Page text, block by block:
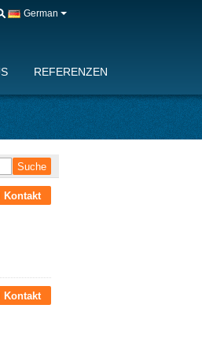
German
REFERENZEN
Kontakt
Kontakt